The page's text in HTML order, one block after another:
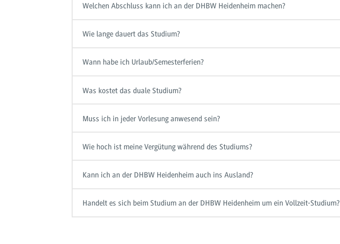
Welchen Abschluss kann ich an der DHBW Heidenheim machen?
Wie lange dauert das Studium?
Wann habe ich Urlaub/Semesterferien?
Was kostet das duale Studium?
Muss ich in jeder Vorlesung anwesend sein?
Wie hoch ist meine Vergütung während des Studiums?
Kann ich an der DHBW Heidenheim auch ins Ausland?
Handelt es sich beim Studium an der DHBW Heidenheim um ein Vollzeit-Studium?